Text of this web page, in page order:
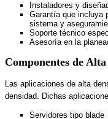
Instaladores y
Garantía que incluya
sistema y
Soporte técnico
Asesoría en la
Componentes de
Las aplicaciones de alta
densidad. Dichas
Servidores tipo blade